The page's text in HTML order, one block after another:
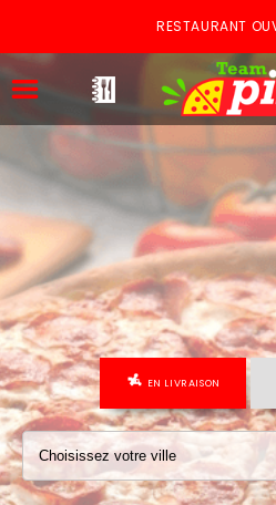
RESTAURANT
ACCUEIL
LA CARTE
VOTRE COMPTE
NOTRE RESTAURANT
VOS AVIS
MENTIONS LÉGALES
EN LIVRAISON